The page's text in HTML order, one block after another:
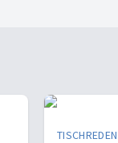
TISCHREDEN